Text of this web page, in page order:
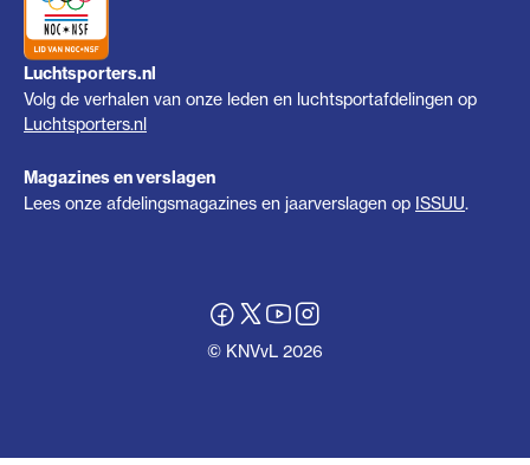
Luchtsporters.nl
Volg de verhalen van onze leden en luchtsportafdelingen op
Luchtsporters.nl
Magazines en verslagen
Lees onze afdelingsmagazines en jaarverslagen op ISSUU.
© KNVvL 2026